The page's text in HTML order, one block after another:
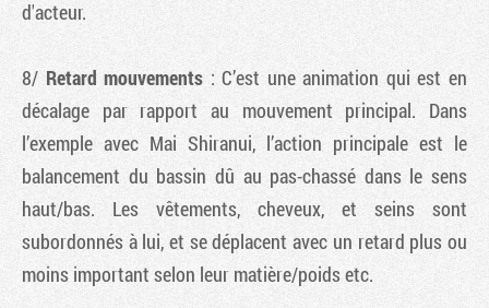
d'acteur.
8/ Retard mouvements : C’est une animation qui est en
décalage par rapport au mouvement principal. Dans
l’exemple avec Mai Shiranui, l’action principale est le
balancement du bassin dû au pas-chassé dans le sens
haut/bas. Les vêtements, cheveux, et seins sont
subordonnés à lui, et se déplacent avec un retard plus ou
moins important selon leur matière/poids etc.